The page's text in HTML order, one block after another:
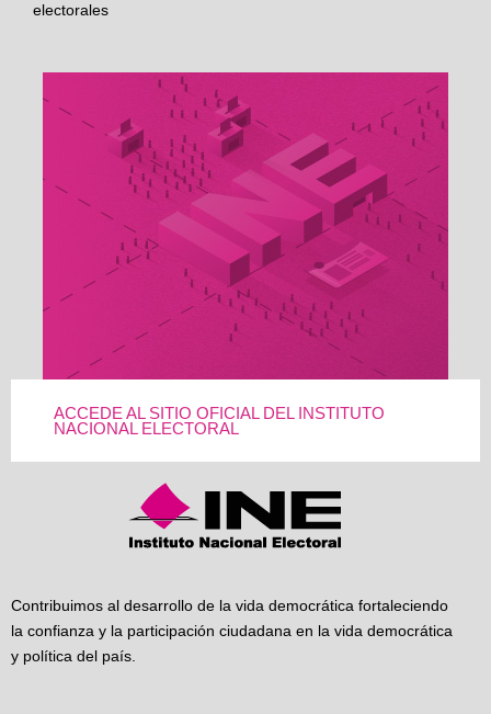
electorales
ACCEDE AL SITIO OFICIAL DEL INSTITUTO
NACIONAL ELECTORAL
Contribuimos al desarrollo de la vida democrática fortaleciendo
la confianza y la participación ciudadana en la vida democrática
y política del país.